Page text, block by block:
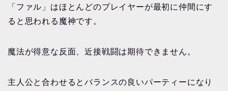
「ファル」はほとんどのプレイヤーが最初に仲間にす
ると思われる魔神です。
魔法が得意な反面、近接戦闘は期待できません。
主人公と合わせるとバランスの良いパーティーになり